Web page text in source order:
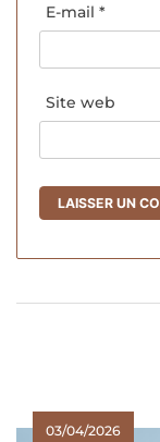
E-mail *
Site web
03/04/2026